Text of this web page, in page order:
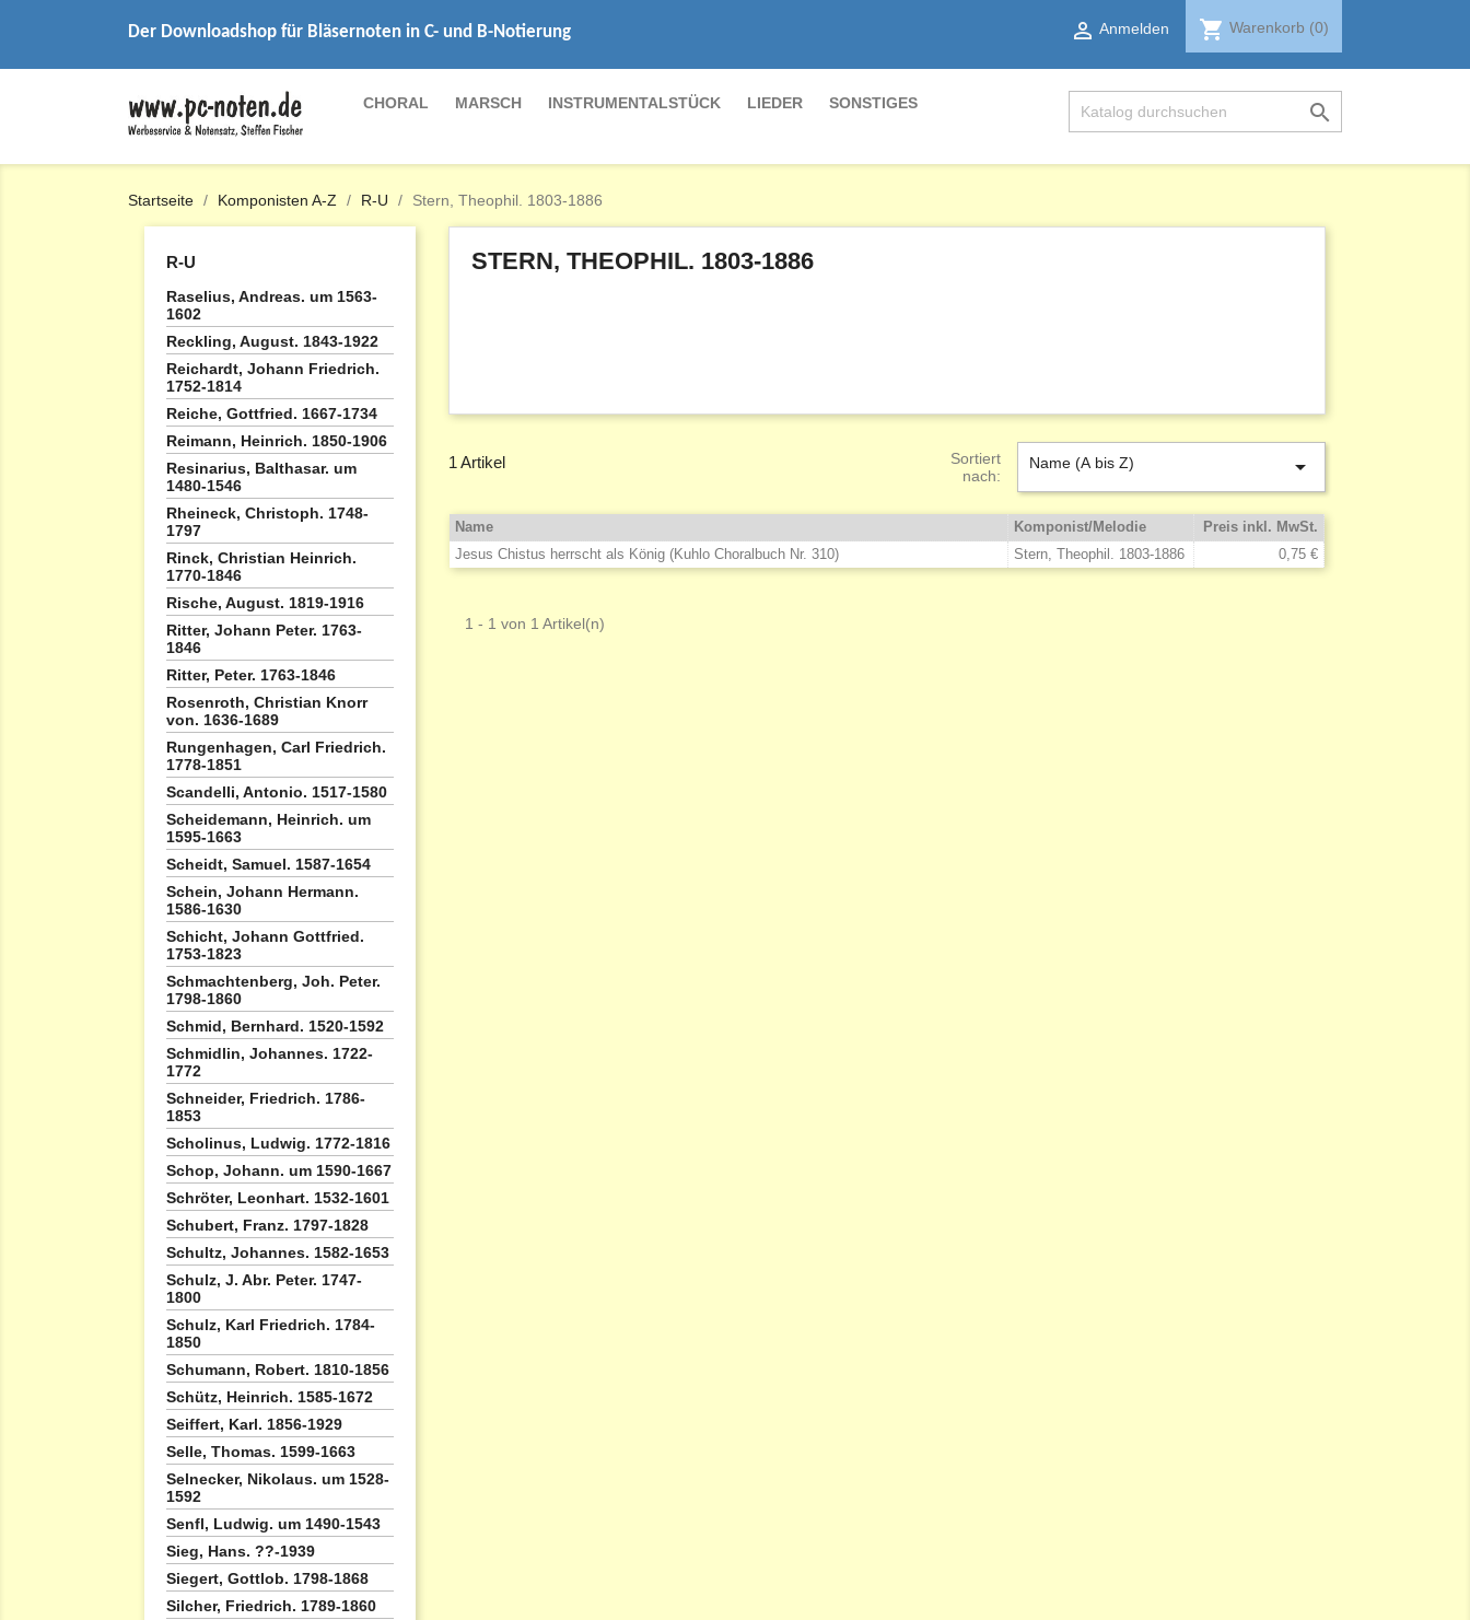
Der Downloadshop für Bläsernoten in C- und B-Notierung  Anmelden shopping_cart Warenkorb (0)
CHORAL MARSCH INSTRUMENTALSTÜCK LIEDER SONSTIGES 
Startseite Komponisten A-Z R-U Stern, Theophil. 1803-1886
R-U
Raselius, Andreas. um 1563-
1602
Reckling, August. 1843-1922
Reichardt, Johann Friedrich.
1752-1814
Reiche, Gottfried. 1667-1734
Reimann, Heinrich. 1850-1906
Resinarius, Balthasar. um
1480-1546
Rheineck, Christoph. 1748-
1797
Rinck, Christian Heinrich.
1770-1846
Rische, August. 1819-1916
Ritter, Johann Peter. 1763-
1846
Ritter, Peter. 1763-1846
Rosenroth, Christian Knorr
von. 1636-1689
Rungenhagen, Carl Friedrich.
1778-1851
Scandelli, Antonio. 1517-1580
Scheidemann, Heinrich. um
1595-1663
Scheidt, Samuel. 1587-1654
Schein, Johann Hermann.
1586-1630
Schicht, Johann Gottfried.
1753-1823
Schmachtenberg, Joh. Peter.
1798-1860
Schmid, Bernhard. 1520-1592
Schmidlin, Johannes. 1722-
1772
Schneider, Friedrich. 1786-
1853
Scholinus, Ludwig. 1772-1816
Schop, Johann. um 1590-1667
Schröter, Leonhart. 1532-1601
Schubert, Franz. 1797-1828
Schultz, Johannes. 1582-1653
Schulz, J. Abr. Peter. 1747-
1800
Schulz, Karl Friedrich. 1784-
1850
Schumann, Robert. 1810-1856
Schütz, Heinrich. 1585-1672
Seiffert, Karl. 1856-1929
Selle, Thomas. 1599-1663
Selnecker, Nikolaus. um 1528-
1592
Senfl, Ludwig. um 1490-1543
Sieg, Hans. ??-1939
Siegert, Gottlob. 1798-1868
Silcher, Friedrich. 1789-1860
STERN, THEOPHIL. 1803-1886
1 Artikel
Sortiert
nach:
Name (A bis Z) 
Name Komponist/Melodie
Preis inkl. MwSt.
Jesus Chistus herrscht als König (Kuhlo Choralbuch Nr. 310)
Stern, Theophil. 1803-1886 0,75 €
1 - 1 von 1 Artikel(n)